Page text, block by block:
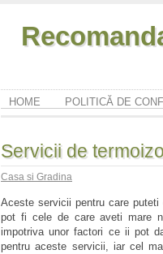
HOME POLITICĂ DE
Servicii de
Casa si Gradina
Aceste servicii pentru care
pot fi cele de care aveti mare
impotriva unor factori ce ii pot
pentru aceste servicii, iar cel